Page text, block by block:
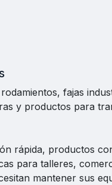
fajas
y productos para
rápida, productos
para talleres,
mantener sus